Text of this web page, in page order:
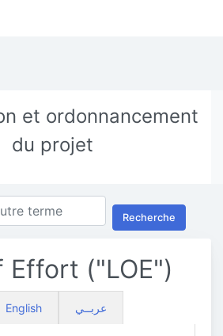
et ordonnancement
du projet
Recherche
Effort ("LOE")
English عربــي